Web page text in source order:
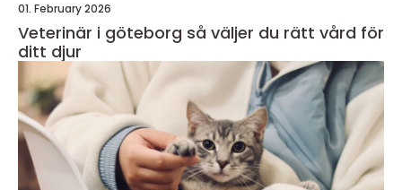
01. February 2026
Veterinär i göteborg så väljer du rätt vård för
ditt djur